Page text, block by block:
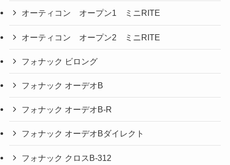
オーティコン オープン1 ミニRITE
オーティコン オープン2 ミニRITE
フォナック ビロング
フォナック オーデオB
フォナック オーデオB-R
フォナック オーデオBダイレクト
フォナック クロスB-312